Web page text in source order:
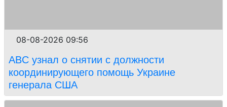
08-08-2026 09:56
ABC узнал о снятии с должности
координирующего помощь Украине
генерала США